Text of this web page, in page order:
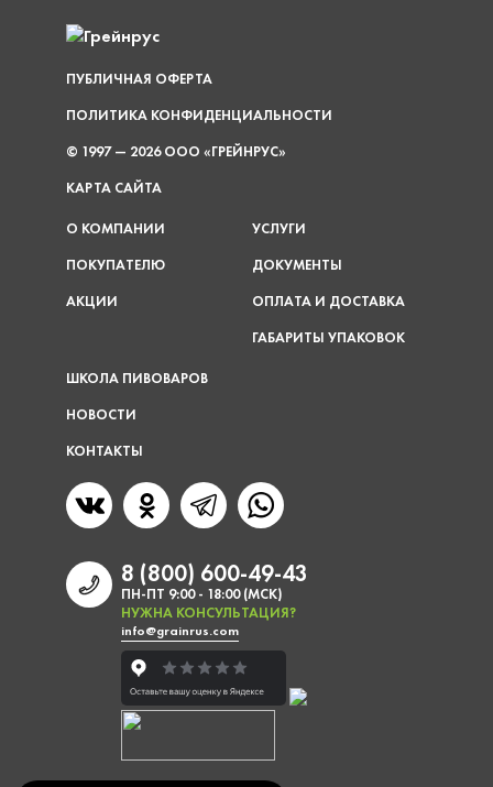
ПУБЛИЧНАЯ ОФЕРТА
ПОЛИТИКА КОНФИДЕНЦИАЛЬНОСТИ
© 1997 — 2026 ООО «ГРЕЙНРУС»
КАРТА САЙТА
О КОМПАНИИ
ПОКУПАТЕЛЮ
АКЦИИ
УСЛУГИ
ДОКУМЕНТЫ
ОПЛАТА И ДОСТАВКА
ГАБАРИТЫ УПАКОВОК
ШКОЛА ПИВОВАРОВ
НОВОСТИ
КОНТАКТЫ
8 (800) 600-49-43
ПН-ПТ 9:00 - 18:00 (МСК)
НУЖНА КОНСУЛЬТАЦИЯ?
info@grainrus.com